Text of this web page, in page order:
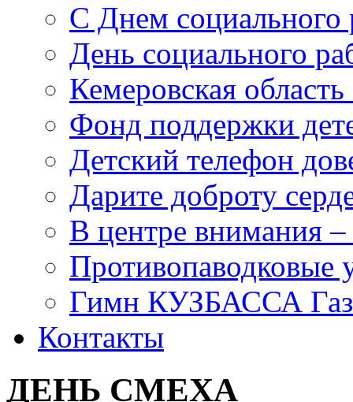
С Днем социального
День социального
Кемеровская
Фонд поддержки
Детский телефон
Дарите доброту
В центре внимания –
Противопаводковые
Гимн КУЗБАССА
Контакты
ДЕНЬ СМЕХА